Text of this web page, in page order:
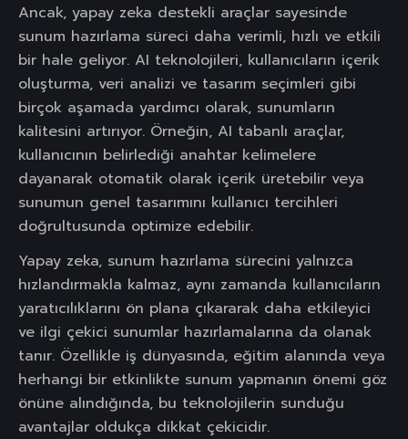
Ancak, yapay zeka destekli araçlar sayesinde
sunum hazırlama süreci daha verimli, hızlı ve etkili
bir hale geliyor. AI teknolojileri, kullanıcıların içerik
oluşturma, veri analizi ve tasarım seçimleri gibi
birçok aşamada yardımcı olarak, sunumların
kalitesini artırıyor. Örneğin, AI tabanlı araçlar,
kullanıcının belirlediği anahtar kelimelere
dayanarak otomatik olarak içerik üretebilir veya
sunumun genel tasarımını kullanıcı tercihleri
doğrultusunda optimize edebilir.
Yapay zeka, sunum hazırlama sürecini yalnızca
hızlandırmakla kalmaz, aynı zamanda kullanıcıların
yaratıcılıklarını ön plana çıkararak daha etkileyici
ve ilgi çekici sunumlar hazırlamalarına da olanak
tanır. Özellikle iş dünyasında, eğitim alanında veya
herhangi bir etkinlikte sunum yapmanın önemi göz
önüne alındığında, bu teknolojilerin sunduğu
avantajlar oldukça dikkat çekicidir.